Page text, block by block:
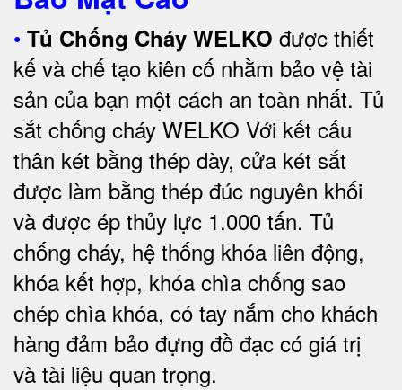
• Tủ Chống Cháy WELKO được thiết
kế và chế tạo kiên cố nhằm bảo vệ tài
sản của bạn một cách an toàn nhất. Tủ
sắt chống cháy WELKO Với kết cấu
thân két bằng thép dày, cửa két sắt
được làm bằng thép đúc nguyên khối
và được ép thủy lực 1.000 tấn. Tủ
chống cháy, hệ thống khóa liên động,
khóa kết hợp, khóa chìa chống sao
chép chìa khóa, có tay nắm cho khách
hàng đảm bảo đựng đồ đạc có giá trị
và tài liệu quan trọng.